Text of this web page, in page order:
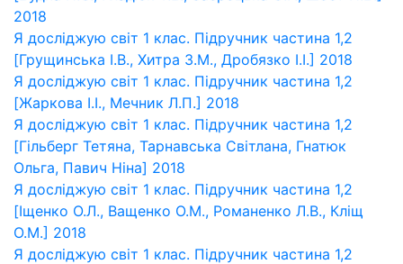
2018
Я досліджую світ 1 клас. Підручник частина 1,2
[Грущинська І.В., Хитра З.М., Дробязко І.І.] 2018
Я досліджую світ 1 клас. Підручник частина 1,2
[Жаркова І.І., Мечник Л.П.] 2018
Я досліджую світ 1 клас. Підручник частина 1,2
[Гільберг Тетяна, Тарнавська Світлана, Гнатюк
Ольга, Павич Ніна] 2018
Я досліджую світ 1 клас. Підручник частина 1,2
[Іщенко О.Л., Ващенко О.М., Романенко Л.В., Кліщ
О.М.] 2018
Я досліджую світ 1 клас. Підручник частина 1,2